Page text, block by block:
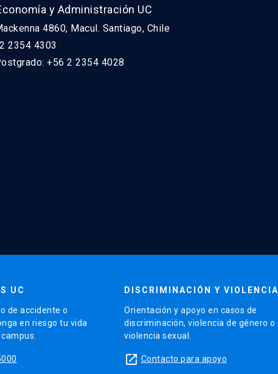
y Administración UC
4860, Macul. Santiago, Chile
2354 4303
+56 2 2354 4028
UC
de accidente o
en riesgo tu vida
DISCRIMINACIÓN Y VIOLENCIA
Orientación y apoyo en casos de
discriminación, violencia de género o
violencia sexual.
launch Contacto para apoyo